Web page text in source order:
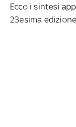
Ecco i sintesi
23esima